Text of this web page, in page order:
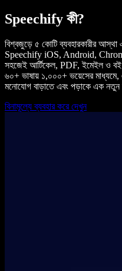
Speechify কী?
বিশ্বজুড়ে ৫ কোটি ব্যবহারকারীর আস্থা
Speechify iOS, Android,
সহজেই আর্টিকেল, PDF, ইমেইল ও
৬০+ ভাষায় ১,০০০+ ভয়েসের মাধ্যমে,
মনোযোগ বাড়াতে এবং পড়াকে এক নতুন
বিনামূল্যে ব্যবহার করে দেখুন